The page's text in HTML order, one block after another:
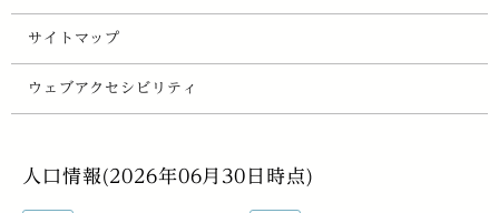
サイトマップ
ウェブアクセシビリティ
人口情報(2026年06月30日時点)